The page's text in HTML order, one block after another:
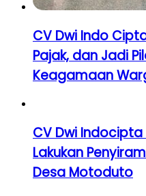
CV Dwi Indo
Pajak, dan Jadi
Keagamaan
CV Dwi Indocipta
Lakukan
Desa Motoduto